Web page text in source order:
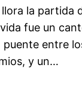
la partida
fue un
puente entre
y un…